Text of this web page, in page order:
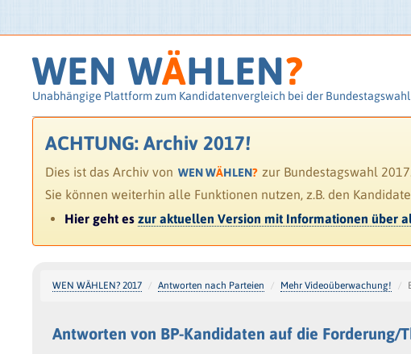
WEN WÄHLEN?
Unabhängige Plattform zum Kandidatenvergleich bei der
ACHTUNG: Archiv 2017!
Dies ist das Archiv von WEN WÄHLEN? zur Bundestagswahl
Sie können weiterhin alle Funktionen nutzen, z.B. den
Hier geht eszur aktuellen Version mit Informationen über
WEN WÄHLEN? 2017 Antworten nach Parteien Mehr Videoüberwachung!
Antworten von BP-Kandidaten auf die Forderung/